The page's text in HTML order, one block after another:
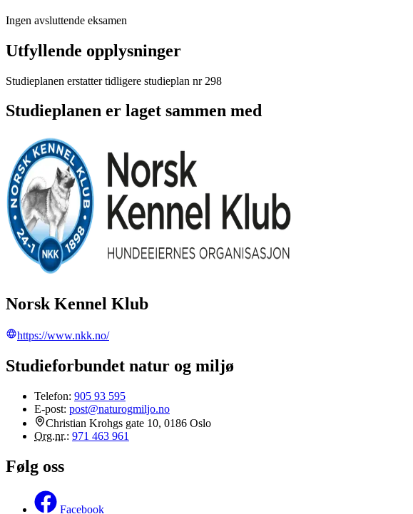
Ingen avsluttende eksamen
Utfyllende opplysninger
Studieplanen erstatter tidligere studieplan nr 298
Studieplanen er laget sammen med
Norsk Kennel Klub
https://www.nkk.no/
Studieforbundet natur og miljø
Telefon: 905 93 595
E-post: post@naturogmiljo.no
Christian Krohgs gate 10, 0186 Oslo
Org.nr.: 971 463 961
Følg oss
Facebook